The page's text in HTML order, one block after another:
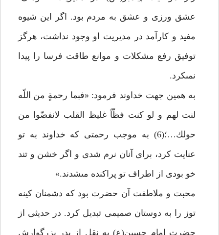
عشق ورزى و عشق به مردم بود. اگر اين شيوه
مفيد و كارآمد در مديريت او وجود نداشت، هرگز
توفيق رفع مشكلات و موانع طاقت فرسا را پيدا
نمى‏كرد.
به همين جهت خداوند فرمود: «فبما رحمةٍ من اللّه
لنت لهم و لو كنت فظّاً غليظ القلب لانفضّوا من
حولك…؛(6) به موجب رحمتى كه خداوند به تو
عنايت كرد، براى آنان نرم شدى و اگر خشن و تند
خو بودى از اطراف تو پراكنده مى‏شدند.»
محبت و ملاطفت آن حضرت بود كه دشمنان كينه
توز را به دوستان صميمى تبديل كرد. در حديثى از
حضرت امام حسين(ع) به نقل از پدر بزرگوارش